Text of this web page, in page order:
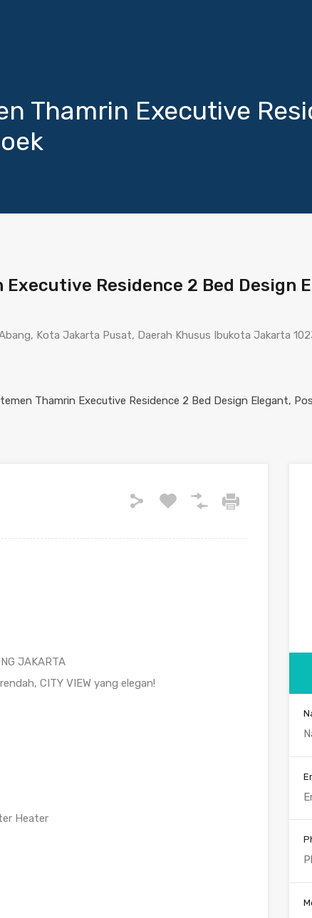
Thamrin Executive
Executive Residence 2 Bed Design
Kota Jakarta Pusat, Daerah Khusus Ibukota Jakarta
JAKARTA
CITY VIEW yang elegan!
Heater